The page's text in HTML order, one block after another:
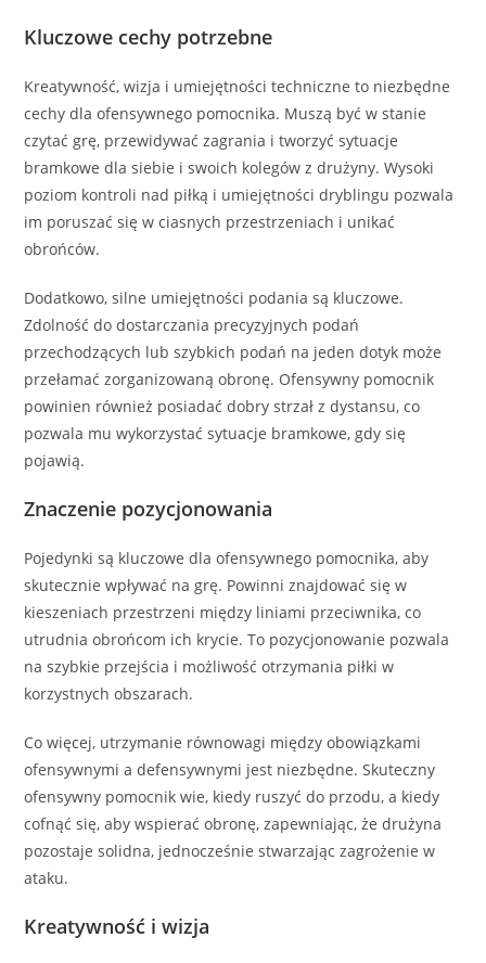
Kluczowe cechy potrzebne
Kreatywność, wizja i umiejętności techniczne to niezbędne
cechy dla ofensywnego pomocnika. Muszą być w stanie
czytać grę, przewidywać zagrania i tworzyć sytuacje
bramkowe dla siebie i swoich kolegów z drużyny. Wysoki
poziom kontroli nad piłką i umiejętności dryblingu pozwala
im poruszać się w ciasnych przestrzeniach i unikać
obrońców.
Dodatkowo, silne umiejętności podania są kluczowe.
Zdolność do dostarczania precyzyjnych podań
przechodzących lub szybkich podań na jeden dotyk może
przełamać zorganizowaną obronę. Ofensywny pomocnik
powinien również posiadać dobry strzał z dystansu, co
pozwala mu wykorzystać sytuacje bramkowe, gdy się
pojawią.
Znaczenie pozycjonowania
Pojedynki są kluczowe dla ofensywnego pomocnika, aby
skutecznie wpływać na grę. Powinni znajdować się w
kieszeniach przestrzeni między liniami przeciwnika, co
utrudnia obrońcom ich krycie. To pozycjonowanie pozwala
na szybkie przejścia i możliwość otrzymania piłki w
korzystnych obszarach.
Co więcej, utrzymanie równowagi między obowiązkami
ofensywnymi a defensywnymi jest niezbędne. Skuteczny
ofensywny pomocnik wie, kiedy ruszyć do przodu, a kiedy
cofnąć się, aby wspierać obronę, zapewniając, że drużyna
pozostaje solidna, jednocześnie stwarzając zagrożenie w
ataku.
Kreatywność i wizja